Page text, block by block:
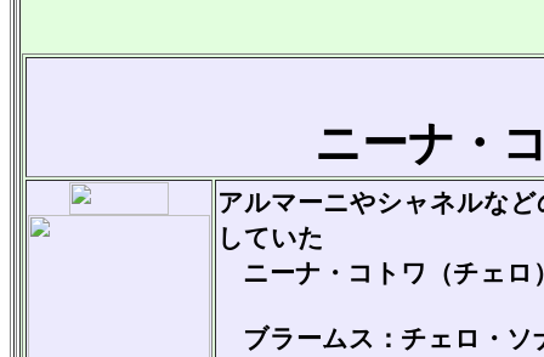
ニーナ・
アルマーニやシャネルな
していた
ニーナ・コトワ（チェロ
ブラームス：チェロ・ソ